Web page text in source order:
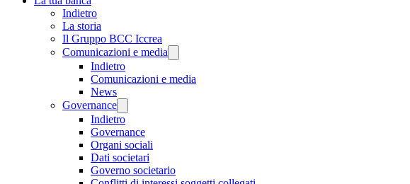
Indietro
La storia
Il Gruppo BCC Iccrea
Comunicazioni e media
Indietro
Comunicazioni e media
News
Governance
Indietro
Governance
Organi sociali
Dati societari
Governo societario